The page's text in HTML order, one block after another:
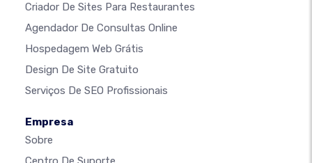
Criador De Sites Para Restaurantes
Agendador De Consultas Online
Hospedagem Web Grátis
Design De Site Gratuito
Serviços De SEO Profissionais
Empresa
Sobre